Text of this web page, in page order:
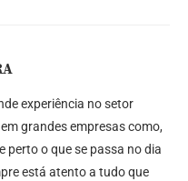
experiência no setor
grandes empresas como,
perto o que se passa no dia
está atento a tudo que